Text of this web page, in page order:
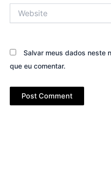
Salvar meus dados neste
que eu comentar.